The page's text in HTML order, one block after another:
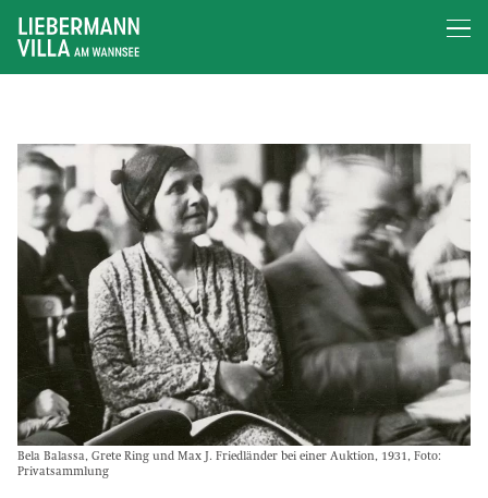
Bela Balassa, Grete Ring und Max J. Friedländer bei einer Auktion, 1931, Foto:
Privatsammlung